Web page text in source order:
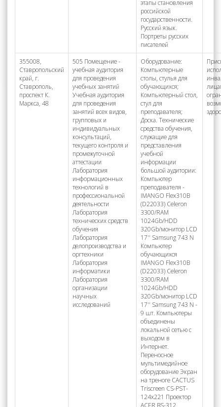
этапы становления
российской
государственности.
Русский язык.
Портреты русских
писателей
355008,
Ставропольский
край, г.
Ставрополь,
проспект К.
Маркса, 48
505 Помещение -
учебная аудитория
для проведения
учебных занятий
Учебная аудитория
для проведения
занятий всех видов,
групповых и
индивидуальных
консультаций,
текущего контроля и
промежуточной
аттестации
Лаборатория
информационных
технологий в
профессиональной
деятельности
Лаборатория
технических средств
обучения
Лаборатория
делопроизводства и
оргтехники
Лаборатория
информатики
Лаборатория
организации
научных
исследований
Оборудование:
Компьютерные
столы, стулья для
обучающихся;
Компьютерный стол,
стул для
преподавателя;
Доска. Технические
средства обучения,
служащие для
представления
учебной
информации
большой аудитории:
Компьютер
преподавателя -
IMANGO Flex310B
(D22033) Celeron
3300/RAM
1024Gb/HDD
320Gb/монитор LCD
17'' Samsung 743 N
Компьютер
обучающихся
IMANGO Flex310B
(D22033) Celeron
3300/RAM
1024Gb/HDD
320Gb/монитор LCD
17'' Samsung 743 N -
9 шт. Компьютеры
объединены
локальной сетью с
выходом в
Интернет.
Переносное
мультимедийное
оборудование Экран
на треноге CACTUS
Triscreen CS-PST-
124x221 Проектор
ACER BS-312